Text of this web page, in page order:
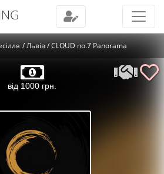
Львів CLOUD no.7 Panorama
від 1000 грн.